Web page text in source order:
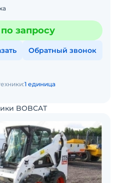
запросу
Обратный звонок
1 единица
BOBCAT